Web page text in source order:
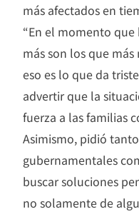
más afectados en
“En el momento
más son los que
eso es lo que da
advertir que la
fuerza a las familias
Asimismo, pidió
gubernamentales
buscar soluciones
no solamente de